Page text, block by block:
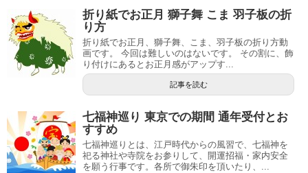
折り紙でお正月 獅子舞 こま 羽子板の折
り方
折り紙でお正月、獅子舞、こま、羽子板の折り方動
画です。 今回は難しいのはないです。 その割に、飾
り付けにあるとお正月感がアップす...
記事を読む
七福神巡り 東京での期間 通年受付とお
すすめ
七福神巡りとは、江戸時代からの風習で、七福神を
祀る神社や寺院をお参りして、開運招福・家内安全
を願う行事です。各所で御朱印を頂いたり、...